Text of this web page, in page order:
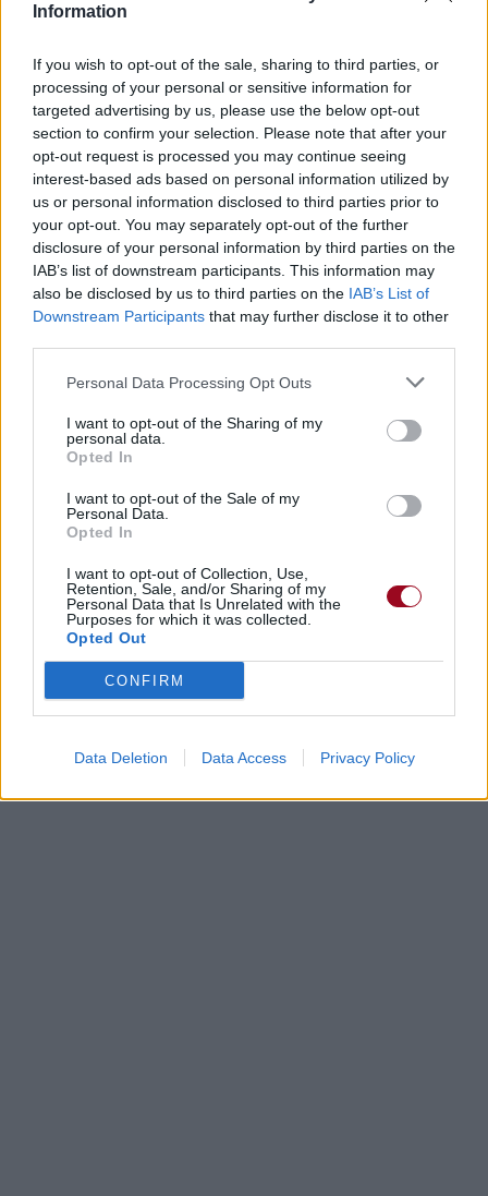
Information
If you wish to opt-out of the sale, sharing to third parties, or
processing of your personal or sensitive information for
targeted advertising by us, please use the below opt-out
section to confirm your selection. Please note that after your
opt-out request is processed you may continue seeing
interest-based ads based on personal information utilized by
us or personal information disclosed to third parties prior to
your opt-out. You may separately opt-out of the further
disclosure of your personal information by third parties on the
IAB’s list of downstream participants. This information may
also be disclosed by us to third parties on the IAB’s List of
Downstream Participants that may further disclose it to other
Personal Data Processing Opt Outs
I want to opt-out of the Sharing of my
personal data.
Opted In
I want to opt-out of the Sale of my
Personal Data.
Opted In
I want to opt-out of Collection, Use,
Retention, Sale, and/or Sharing of my
Personal Data that Is Unrelated with the
Purposes for which it was collected.
Opted Out
CONFIRM
Data Deletion Data Access Privacy Policy
Biographie
Corrections & commentaires
Dire «merci» pour cette traduction Corriger une erreur